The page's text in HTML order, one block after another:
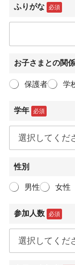
ふりがな 必須
お子さまとの関係
保護者 学
学年 必須
性別
男性 女性
参加人数 必須